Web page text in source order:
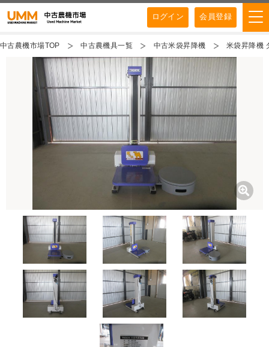
ログイン 会員登録
中古農機市場TOP 中古農機具一覧 中古米袋昇降機 米袋昇降機